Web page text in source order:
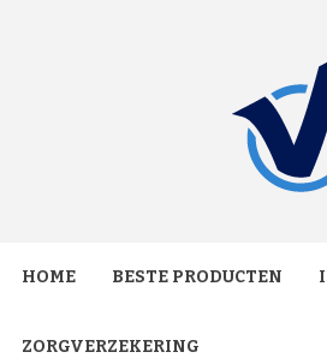
HOME BESTE PRODUCTEN
ZORGVERZEKERING